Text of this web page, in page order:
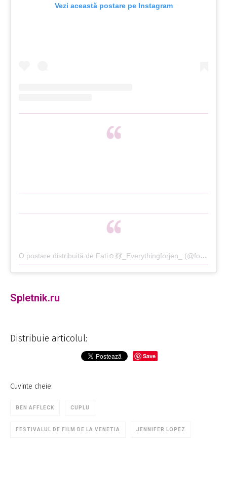
Vezi această postare pe Instagram
O postare distribuită de Fati☺💃💃_Everythingforjen_ (@foreverwithjlo)
Spletnik.ru
Distribuie articolul:
Save
Cuvinte cheie:
BEN AFFLECK CUPLU
FESTIVALUL DE FILM DE LA VENETIA JENNIFER LOPEZ